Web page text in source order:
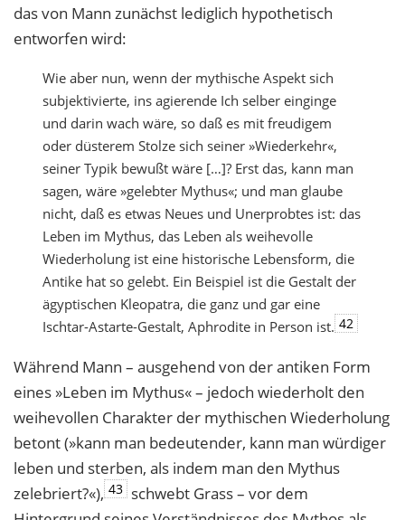
das von Mann zunächst lediglich hypothetisch
entworfen wird:
Wie aber nun, wenn der mythische Aspekt sich
subjektivierte, ins agierende Ich selber einginge
und darin wach wäre, so daß es mit freudigem
oder düsterem Stolze sich seiner »Wiederkehr«,
seiner Typik bewußt wäre […]? Erst das, kann man
sagen, wäre »gelebter Mythus«; und man glaube
nicht, daß es etwas Neues und Unerprobtes ist: das
Leben im Mythus, das Leben als weihevolle
Wiederholung ist eine historische Lebensform, die
Antike hat so gelebt. Ein Beispiel ist die Gestalt der
ägyptischen Kleopatra, die ganz und gar eine
Ischtar-Astarte-Gestalt, Aphrodite in Person ist. 42
Während Mann – ausgehend von der antiken Form
eines »Leben im Mythus« – jedoch wiederholt den
weihevollen Charakter der mythischen Wiederholung
betont (»kann man bedeutender, kann man würdiger
leben und sterben, als indem man den Mythus
zelebriert?«), 43 schwebt Grass – vor dem